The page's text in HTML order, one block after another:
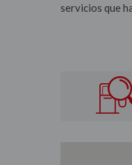
servicios que